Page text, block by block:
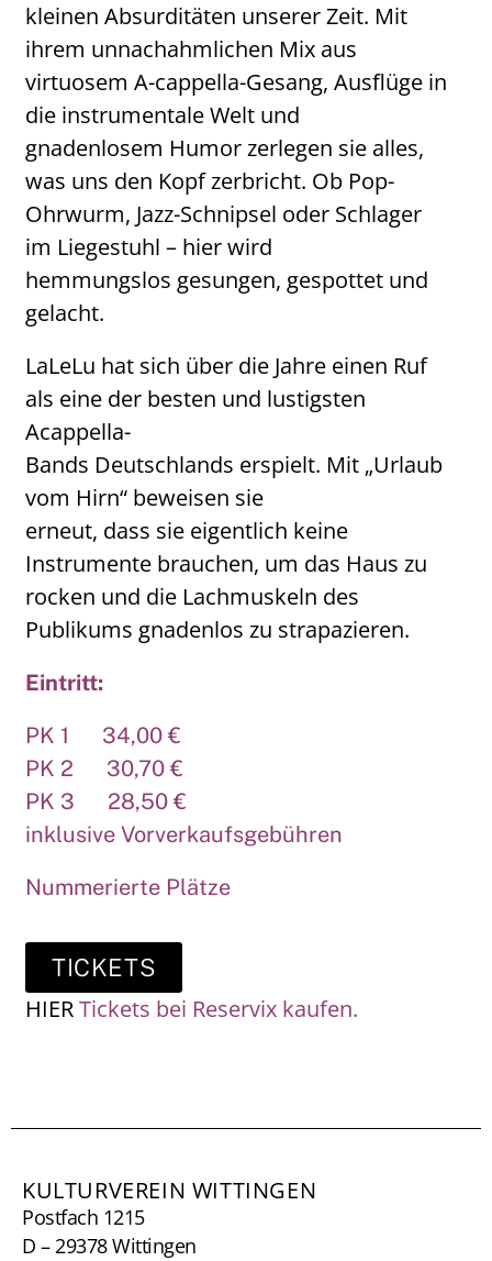
kleinen Absurditäten unserer Zeit. Mit
ihrem unnachahmlichen Mix aus
virtuosem A-cappella-Gesang, Ausflüge in
die instrumentale Welt und
gnadenlosem Humor zerlegen sie alles,
was uns den Kopf zerbricht. Ob Pop-
Ohrwurm, Jazz-Schnipsel oder Schlager
im Liegestuhl – hier wird
hemmungslos gesungen, gespottet und
gelacht.
LaLeLu hat sich über die Jahre einen Ruf
als eine der besten und lustigsten
Acappella-
Bands Deutschlands erspielt. Mit „Urlaub
vom Hirn“ beweisen sie
erneut, dass sie eigentlich keine
Instrumente brauchen, um das Haus zu
rocken und die Lachmuskeln des
Publikums gnadenlos zu strapazieren.
Eintritt:
PK 1 34,00 €
PK 2 30,70 €
PK 3 28,50 €
inklusive Vorverkaufsgebühren
Nummerierte Plätze
TICKETS
HIERTickets bei Reservix kaufen.
KULTURVEREIN WITTINGEN
Postfach 1215
D – 29378 Wittingen